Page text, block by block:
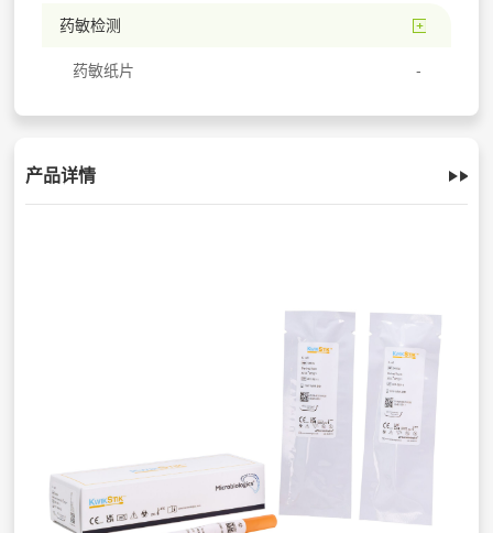
药敏检测
药敏纸片
产品详情